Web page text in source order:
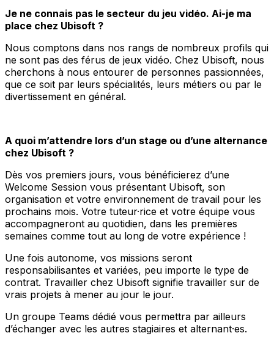
Je ne connais pas le secteur du jeu vidéo. Ai-je ma
place chez Ubisoft ?
Nous comptons dans nos rangs de nombreux profils qui
ne sont pas des férus de jeux vidéo. Chez Ubisoft, nous
cherchons à nous entourer de personnes passionnées,
que ce soit par leurs spécialités, leurs métiers ou par le
divertissement en général.
A quoi m’attendre lors d’un stage ou d’une alternance
chez Ubisoft ?
Dès vos premiers jours, vous bénéficierez d’une
Welcome Session vous présentant Ubisoft, son
organisation et votre environnement de travail pour les
prochains mois. Votre tuteur·rice et votre équipe vous
accompagneront au quotidien, dans les premières
semaines comme tout au long de votre expérience !
Une fois autonome, vos missions seront
responsabilisantes et variées, peu importe le type de
contrat. Travailler chez Ubisoft signifie travailler sur de
vrais projets à mener au jour le jour.
Un groupe Teams dédié vous permettra par ailleurs
d’échanger avec les autres stagiaires et alternant·es.